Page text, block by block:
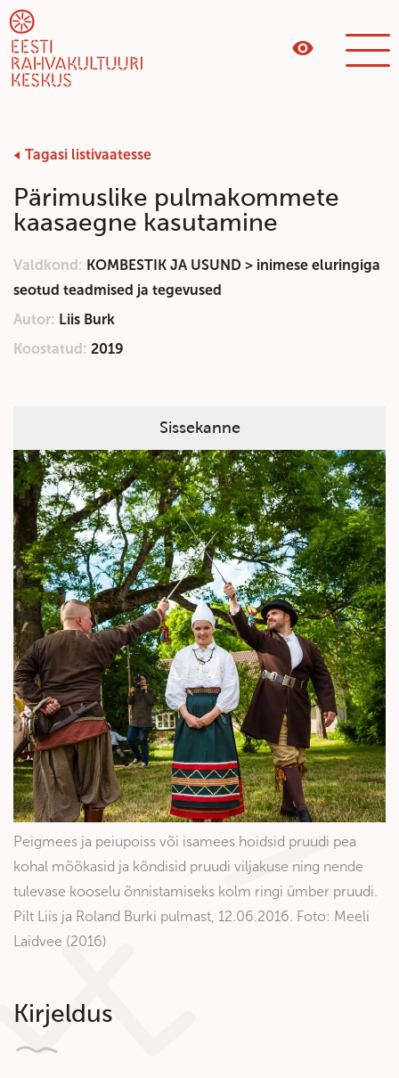
Sissekanne
Peigmees ja peiupoiss või isamees hoidsid pruudi pea
kohal mõõkasid ja kõndisid pruudi viljakuse ning nende
tulevase kooselu õnnistamiseks kolm ringi ümber pruudi.
Pilt Liis ja Roland Burki pulmast, 12.06.2016. Foto: Meeli
Laidvee (2016)
Tagasi listivaatesse
Pärimuslike pulmakommete
kaasaegne kasutamine
Valdkond: KOMBESTIK JA USUND > inimese eluringiga
seotud teadmised ja tegevused
Autor: Liis Burk
Koostatud: 2019
Kirjeldus